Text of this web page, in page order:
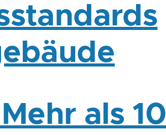
als 10